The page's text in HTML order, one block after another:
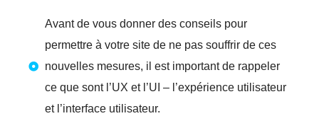
Avant de vous donner des conseils pour
permettre à votre site de ne pas souffrir de ces
nouvelles mesures, il est important de rappeler
ce que sont l’UX et l’UI – l’expérience utilisateur
et l’interface utilisateur.